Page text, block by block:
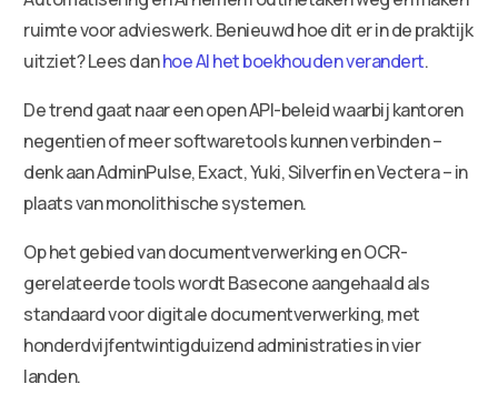
ruimte voor advieswerk. Benieuwd hoe dit er in de praktijk
uitziet? Lees danhoe AI het boekhouden verandert.
De trend gaat naar een open API-beleid waarbij kantoren
negentien of meer softwaretools kunnen verbinden –
denk aan AdminPulse, Exact, Yuki, Silverfin en Vectera – in
plaats van monolithische systemen.
Op het gebied van documentverwerking en OCR-
gerelateerde tools wordt Basecone aangehaald als
standaard voor digitale documentverwerking, met
honderdvijfentwintigduizend administraties in vier
landen.